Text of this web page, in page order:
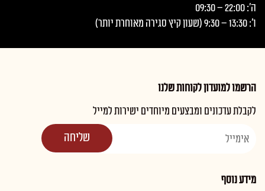
ה': 22:00 – 09:30
ו': 13:30 – 9:30 (שעון קיץ סגירה מאוחרת יותר)
הרשמו למועדון לקוחות שלנו
לקבלת עדכונים ומבצעים מיוחדים ישירות למייל
מידע נוסף